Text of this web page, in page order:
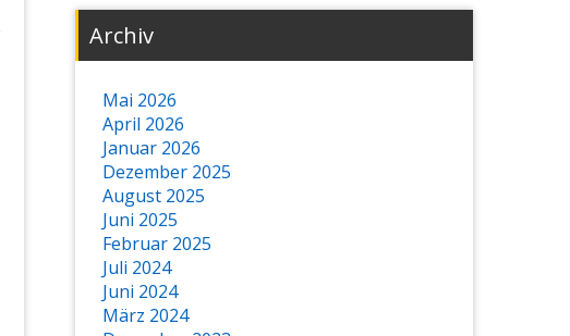
Archiv
Mai 2026
April 2026
Januar 2026
Dezember 2025
August 2025
Juni 2025
Februar 2025
Juli 2024
Juni 2024
März 2024